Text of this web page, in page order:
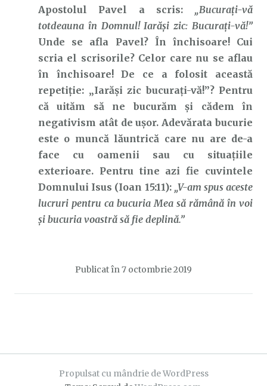
Apostolul Pavel a scris: „Bucurați-vă
totdeauna în Domnul! Iarăși zic: Bucurați-vă!”
Unde se afla Pavel? În închisoare! Cui
scria el scrisorile? Celor care nu se aflau
în închisoare! De ce a folosit această
repetiție: „Iarăși zic bucurați-vă!”? Pentru
că uităm să ne bucurăm și cădem în
negativism atât de ușor. Adevărata bucurie
este o muncă lăuntrică care nu are de-a
face cu oamenii sau cu situațiile
exterioare. Pentru tine azi fie cuvintele
Domnului Isus (Ioan 15:11): „V-am spus aceste
lucruri pentru ca bucuria Mea să rămână în voi
și bucuria voastră să fie deplină.”
Publicat în 7 octombrie 2019
Propulsat cu mândrie de WordPress